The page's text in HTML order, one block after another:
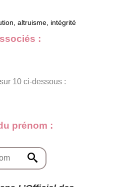
altruisme, intégrité
:
10 ci-dessous :
prénom :